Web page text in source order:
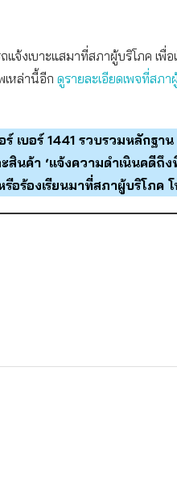
จ้งเบาะแสมาที่สภาผู้บริโภค เพื่อ
เหล่านี้อีก ดูรายละเอียดเพจที่สภา
เบอร์ 1441 รวบรวมหลักฐา
นค้า ‘แจ้งความดำเนินคดีถึง
ร้องเรียนมาที่สภาผู้บริโภค โ